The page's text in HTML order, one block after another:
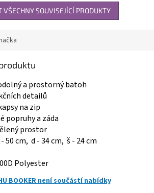
VŠECHNY SOUVISEJÍCÍ PRODUKTY
a prostorný batoh
detailů
na zip
popruhy a záda
prostor
50 cm, d - 34 cm, š - 24 cm
Polyester
BOOKER není součástí nabídky